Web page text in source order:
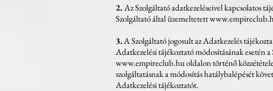
2.Az Szolgáltató adatkezeléseivel kapcsolatos
Szolgáltató által üzemeltetett
3.A Szolgáltató jogosult az Adatkezelés
Adatkezelési tájékoztató módosításának esetén
www.empireclub.huoldalon történő
szolgáltatásnak a módosítás hatálybalépését
Adatkezelési tájékoztatót.